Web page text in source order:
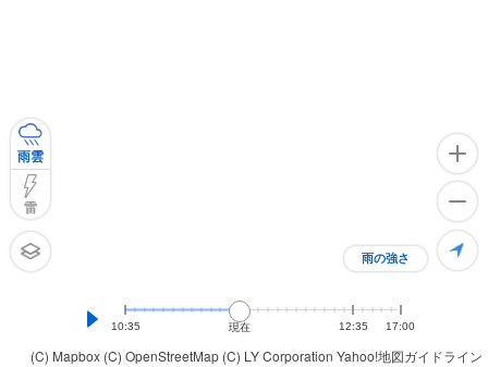
(C) Mapbox (C) OpenStreetMap (C) LY Corporation Yahoo!地図ガイドライン
雨の強さ
雨雲
雷
10:35 現在 12:35 17:00